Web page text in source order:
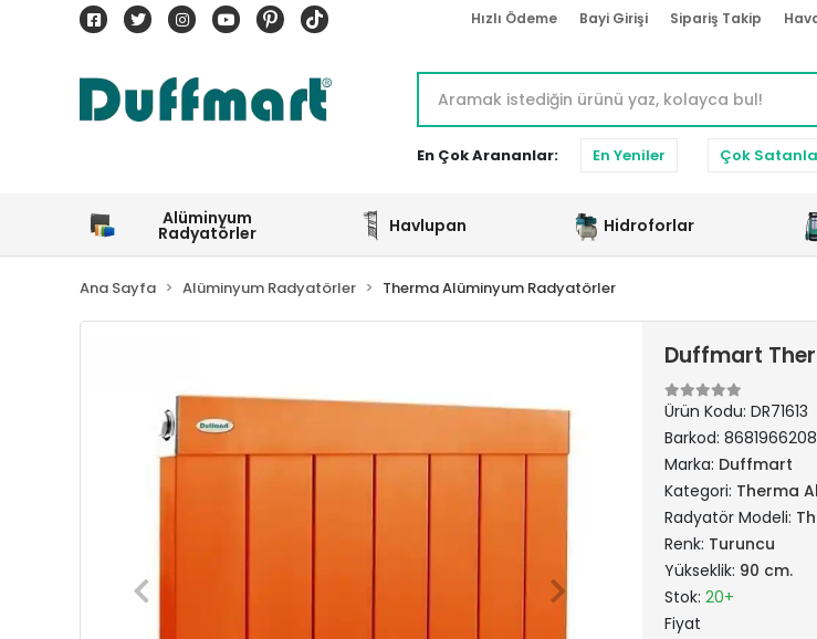
Hızlı Ödeme Bayi Girişi Sipariş Takip
En Çok Arananlar: En Yeniler Çok
Alüminyum
Radyatörler Havlupan Hidroforlar
Ana Sayfa Alüminyum Radyatörler Therma Alüminyum Radyatörler
Duffmart
Ürün Kodu: DR71613
Barkod:
Marka: Duffmart
Kategori: Therma
Radyatör Modeli:
Renk: Turuncu
Yükseklik: 90 cm.
Stok: 20+
Fiyat